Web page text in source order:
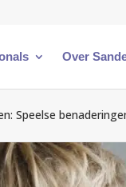
Over
Speelse